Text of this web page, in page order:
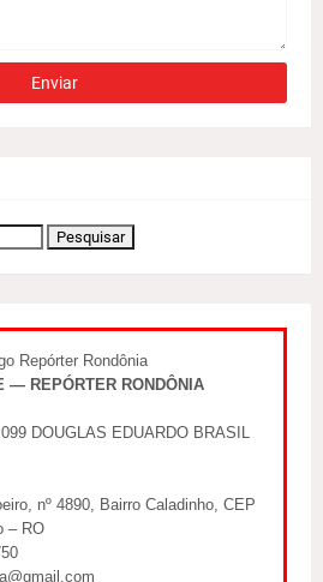
— REPÓRTER RONDÔNIA
DOUGLAS EDUARDO BRASIL
nº 4890, Bairro Caladinho, CEP
– RO